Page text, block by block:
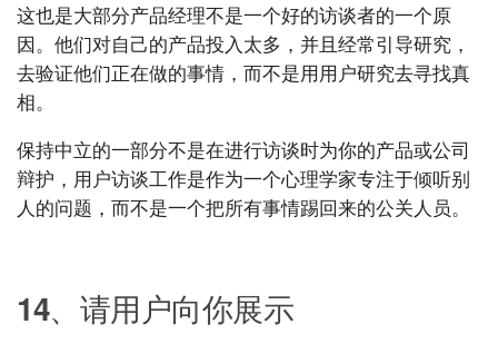
这也是大部分产品经理不是一个好的访谈者的一个原
因。他们对自己的产品投入太多，并且经常引导研究，
去验证他们正在做的事情，而不是用用户研究去寻找真
相。
保持中立的一部分不是在进行访谈时为你的产品或公司
辩护，用户访谈工作是作为一个心理学家专注于倾听别
人的问题，而不是一个把所有事情踢回来的公关人员。
14、请用户向你展示